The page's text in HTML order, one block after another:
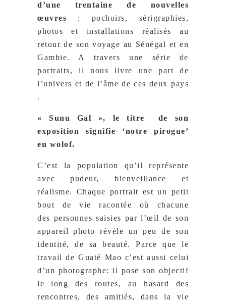
d’une trentaine de nouvelles
œuvres : pochoirs, sérigraphies,
photos et installations réalisés au
retour de son voyage au Sénégal et en
Gambie. A travers une série de
portraits, il nous livre une part de
l’univers et de l’âme de ces deux pays
.
« Sunu Gal », le titre de son
exposition signifie ‘notre pirogue’
en wolof.
C’est la population qu’il représente
avec pudeur, bienveillance et
réalisme. Chaque portrait est un petit
bout de vie racontée où chacune
des personnes saisies par l’œil de son
appareil photo révèle un peu de son
identité, de sa beauté. Parce que le
travail de Guaté Mao c’est aussi celui
d’un photographe: il pose son objectif
le long des routes, au hasard des
rencontres, des amitiés, dans la vie